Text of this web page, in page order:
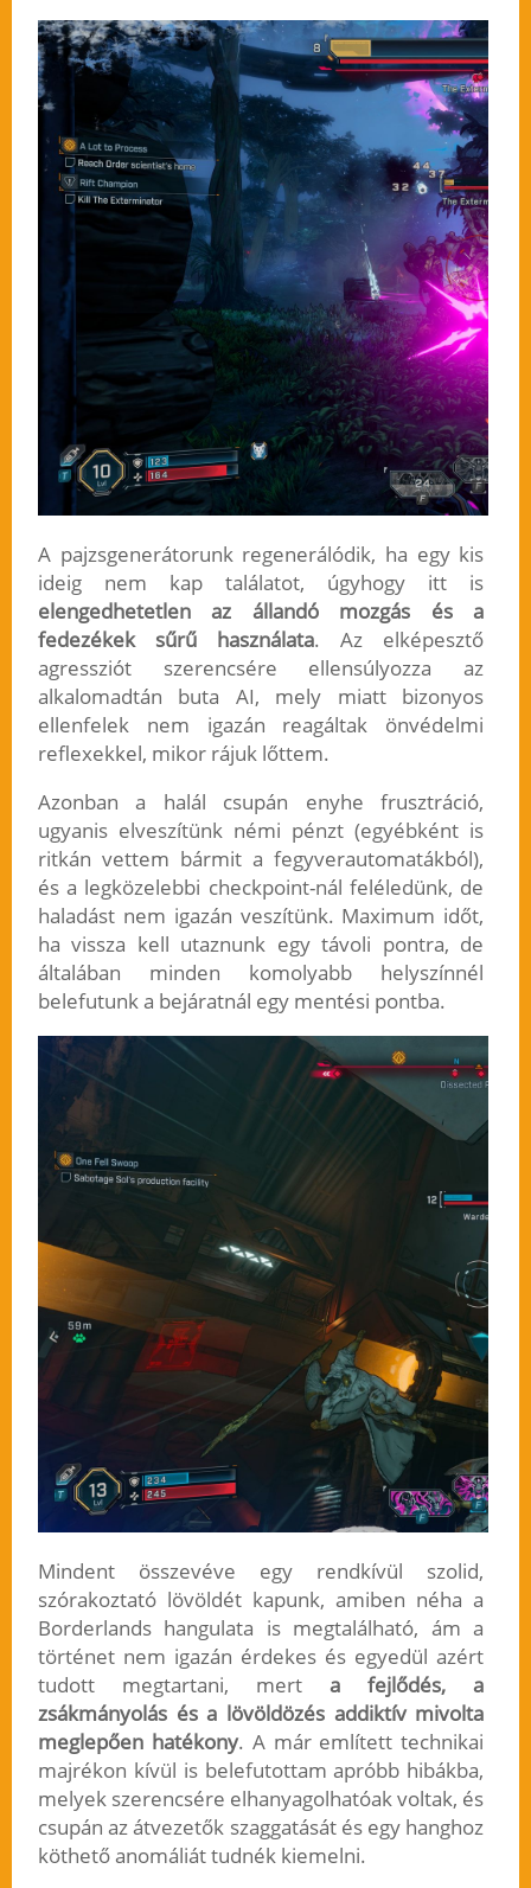
A pajzsgenerátorunk regenerálódik, ha egy kis
ideig nem kap találatot, úgyhogy itt is
elengedhetetlen az állandó mozgás és a
fedezékek sűrű használata. Az elképesztő
agressziót szerencsére ellensúlyozza az
alkalomadtán buta AI, mely miatt bizonyos
ellenfelek nem igazán reagáltak önvédelmi
reflexekkel, mikor rájuk lőttem.
Azonban a halál csupán enyhe frusztráció,
ugyanis elveszítünk némi pénzt (egyébként is
ritkán vettem bármit a fegyverautomatákból),
és a legközelebbi checkpoint-nál feléledünk, de
haladást nem igazán veszítünk. Maximum időt,
ha vissza kell utaznunk egy távoli pontra, de
általában minden komolyabb helyszínnél
belefutunk a bejáratnál egy mentési pontba.
Mindent összevéve egy rendkívül szolid,
szórakoztató lövöldét kapunk, amiben néha a
Borderlands hangulata is megtalálható, ám a
történet nem igazán érdekes és egyedül azért
tudott megtartani, merta fejlődés, a
zsákmányolás és a lövöldözés addiktív mivolta
meglepően hatékony. A már említett technikai
majrékon kívül is belefutottam apróbb hibákba,
melyek szerencsére elhanyagolhatóak voltak, és
csupán az átvezetők szaggatását és egy hanghoz
köthető anomáliát tudnék kiemelni.